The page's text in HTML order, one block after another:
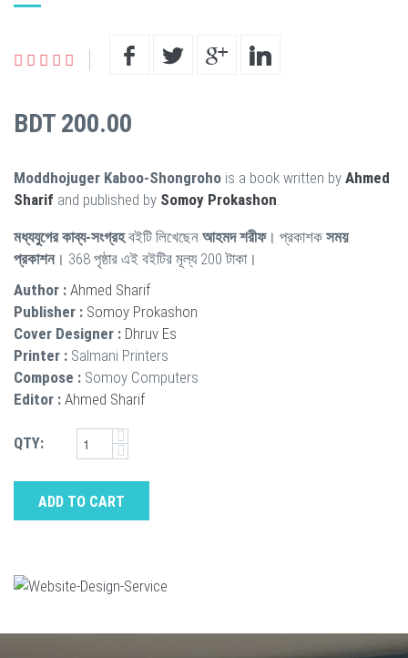
BDT 200.00
Moddhojuger Kaboo-Shongroho is a book written by Ahmed
Sharif and published by Somoy Prokashon
মধ্যযুগের কাব্য-সংগ্রহবইটি লিখেছেন আহমদ শরীফ। প্রকাশক সময়
প্রকাশন। 368 পৃষ্ঠার এই বইটির মূল্য 200 টাকা।
Author : Ahmed Sharif
Publisher : Somoy Prokashon
Cover Designer : Dhruv Es
Printer : Salmani Printers
Compose : Somoy Computers
Editor : Ahmed Sharif
QTY:
ADD TO CART